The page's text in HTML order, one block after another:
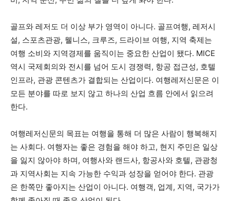
골프와 레저도 더 이상 부가 영역이 아니다. 골프여행, 레저시
설, 스포츠관광, 웰니스, 크루즈, 드라이브 여행, 지역 축제는
여행 소비와 지역경제를 움직이는 중요한 산업이 됐다. MICE
역시 국제회의와 전시를 넘어 도시 경쟁력, 항공 접근성, 호텔
인프라, 관광 콘텐츠가 결합되는 산업이다. 여행레저신문은 이
모든 분야를 따로 보지 않고 하나의 산업 흐름 안에서 읽으려
한다.
여행레저신문의 목표는 여행을 통해 더 많은 사람이 행복해지
는 사회다. 여행자는 좋은 경험을 해야 하고, 현지 주민은 일상
을 잃지 않아야 하며, 여행사와 랜드사, 항공사와 호텔, 관광청
과 지역사회는 지속 가능한 수익과 성장을 얻어야 한다. 관광
은 한쪽만 좋아지는 산업이 아니다. 여행객, 업계, 지역, 국가가